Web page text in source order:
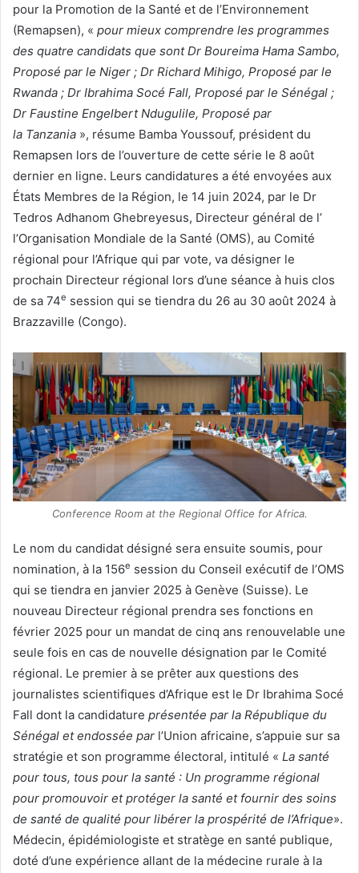
e
l
pour la Promotion de la Santé et de l’Environnement
(Remapsen), « pour mieux comprendre les programmes
des quatre candidats que sont Dr Boureima Hama Sambo,
Proposé par le Niger ; Dr Richard Mihigo, Proposé par le
Rwanda ; Dr Ibrahima Socé Fall, Proposé par le Sénégal ;
Dr Faustine Engelbert Ndugulile, Proposé par
la Tanzania », résume Bamba Youssouf, président du
Remapsen lors de l’ouverture de cette série le 8 août
dernier en ligne. Leurs candidatures a été envoyées aux
États Membres de la Région, le 14 juin 2024, par le Dr
Tedros Adhanom Ghebreyesus, Directeur général de l’
l’Organisation Mondiale de la Santé (OMS), au Comité
régional pour l’Afrique qui par vote, va désigner le
prochain Directeur régional lors d’une séance à huis clos
de sa 74e session qui se tiendra du 26 au 30 août 2024 à
Brazzaville (Congo).
Conference Room at the Regional Office for Africa.
Le nom du candidat désigné sera ensuite soumis, pour
nomination, à la 156e session du Conseil exécutif de l’OMS
qui se tiendra en janvier 2025 à Genève (Suisse). Le
nouveau Directeur régional prendra ses fonctions en
février 2025 pour un mandat de cinq ans renouvelable une
seule fois en cas de nouvelle désignation par le Comité
régional. Le premier à se prêter aux questions des
journalistes scientifiques d’Afrique est le Dr Ibrahima Socé
Fall dont la candidature présentée par la République du
Sénégal et endossée par l’Union africaine, s’appuie sur sa
stratégie et son programme électoral, intitulé « La santé
pour tous, tous pour la santé : Un programme régional
pour promouvoir et protéger la santé et fournir des soins
de santé de qualité pour libérer la prospérité de l’Afrique».
Médecin, épidémiologiste et stratège en santé publique,
doté d’une expérience allant de la médecine rurale à la